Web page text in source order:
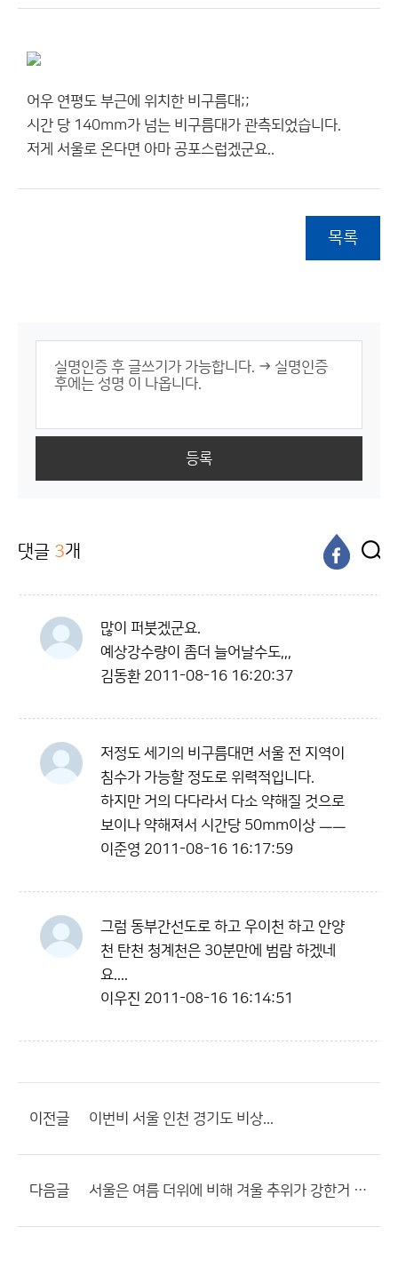
어우 연평도 부근에 위치한 비구름대;;
시간 당 140mm가 넘는 비구름대가 관측되었습니다.
저게 서울로 온다면 아마 공포스럽겠군요..
목록
등록
댓글 3개
많이 퍼붓겠군요.
예상강수량이 좀더 늘어날수도,,,
김동환 2011-08-16 16:20:37
저정도 세기의 비구름대면 서울 전 지역이
침수가 가능할 정도로 위력적입니다.
하지만 거의 다다라서 다소 약해질 것으로
보이나 약해져서 시간당 50mm이상 ㅡㅡ
이준영 2011-08-16 16:17:59
그럼 동부간선도로 하고 우이천 하고 안양
천 탄천 청계천은 30분만에 범람 하겠네
요....
이우진 2011-08-16 16:14:51
이전글 이번비 서울 인천 경기도 비상...
다음글 서울은 여름 더위에 비해 겨울 추위가 강한거 아닌가요?